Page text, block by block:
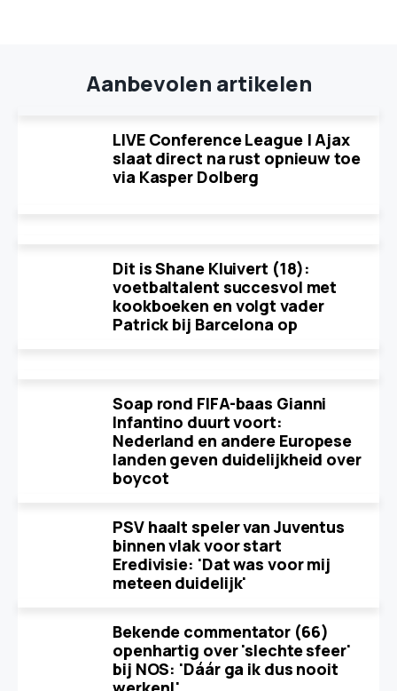
Aanbevolen artikelen
LIVE Conference League | Ajax
slaat direct na rust opnieuw toe
via Kasper Dolberg
Dit is Shane Kluivert (18):
voetbaltalent succesvol met
kookboeken en volgt vader
Patrick bij Barcelona op
Soap rond FIFA-baas Gianni
Infantino duurt voort:
Nederland en andere Europese
landen geven duidelijkheid over
boycot
PSV haalt speler van Juventus
binnen vlak voor start
Eredivisie: 'Dat was voor mij
meteen duidelijk'
Bekende commentator (66)
openhartig over 'slechte sfeer'
bij NOS: 'Dáár ga ik dus nooit